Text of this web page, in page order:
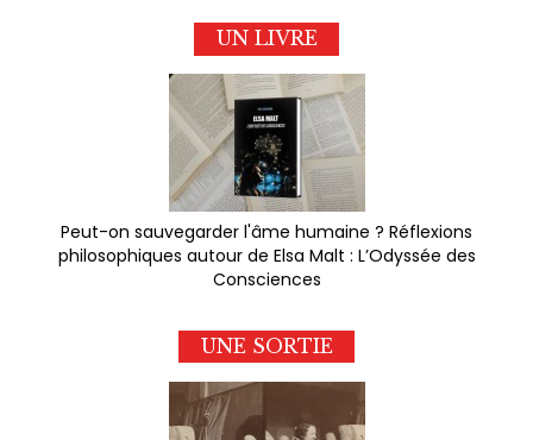
UN LIVRE
Peut-on sauvegarder l'âme humaine ? Réflexions
philosophiques autour de Elsa Malt : L’Odyssée des
Consciences
UNE SORTIE